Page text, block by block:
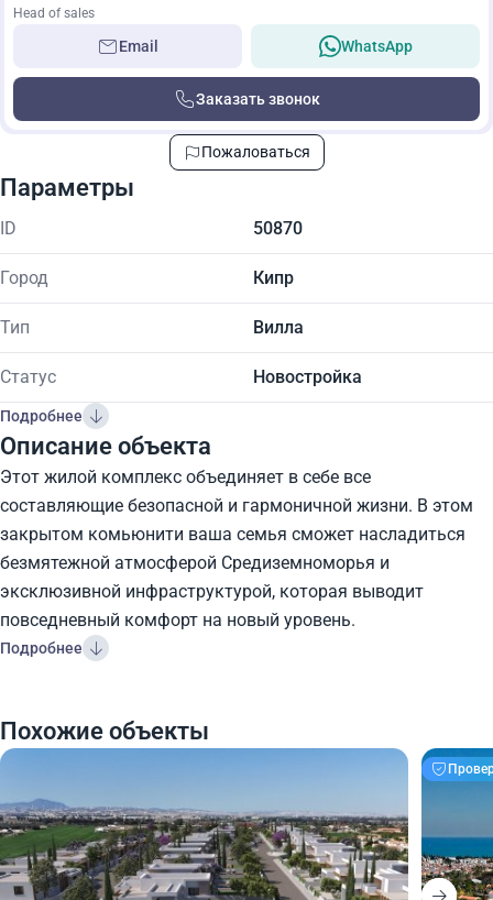
Head of sales
Email WhatsApp
Заказать звонок
Пожаловаться
Параметры
ID 50870
Город Кипр
Тип Вилла
Статус Новостройка
Подробнее
Описание объекта
Этот жилой комплекс объединяет в себе все
составляющие безопасной и гармоничной жизни. В этом
закрытом комьюнити ваша семья сможет насладиться
безмятежной атмосферой Средиземноморья и
эксклюзивной инфраструктурой, которая выводит
повседневный комфорт на новый уровень.
Подробнее
Похожие объекты